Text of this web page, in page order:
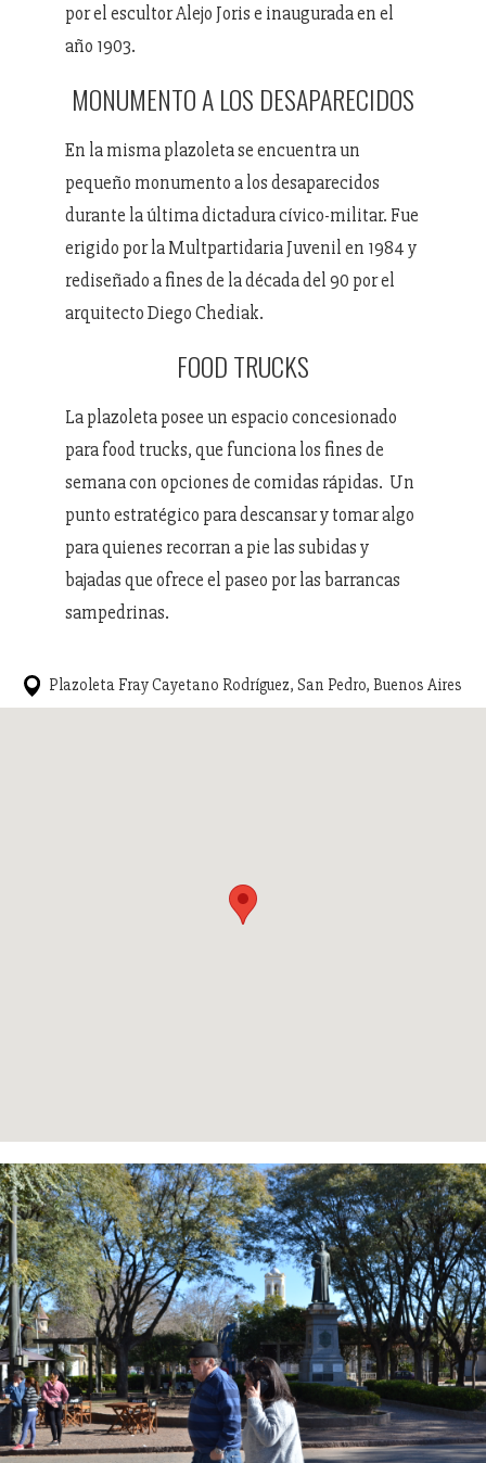
por el escultor Alejo Joris e inaugurada en el
año 1903.
MONUMENTO A LOS DESAPARECIDOS
En la misma plazoleta se encuentra un
pequeño monumento a los desaparecidos
durante la última dictadura cívico-militar. Fue
erigido por la Multpartidaria Juvenil en 1984 y
rediseñado a fines de la década del 90 por el
arquitecto Diego Chediak.
FOOD TRUCKS
La plazoleta posee un espacio concesionado
para food trucks, que funciona los fines de
semana con opciones de comidas rápidas. Un
punto estratégico para descansar y tomar algo
para quienes recorran a pie las subidas y
bajadas que ofrece el paseo por las barrancas
sampedrinas.
Plazoleta Fray Cayetano Rodríguez, San Pedro, Buenos Aires